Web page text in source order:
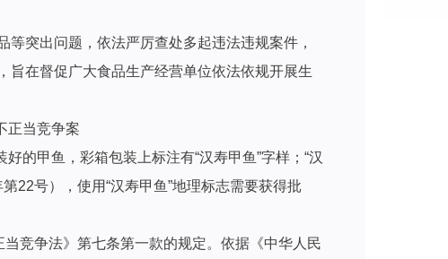
突出问题，依法严厉查处多起违法违规案件，
旨在督促广大食品生产经营单位依法依规开展生
正当竞争案
的甲鱼，彩箱包装上标注有“汉寿甲鱼”字样；“汉
22号），使用“汉寿甲鱼”地理标志需要获得批
竞争法》第七条第一款的规定。依据《中华人民